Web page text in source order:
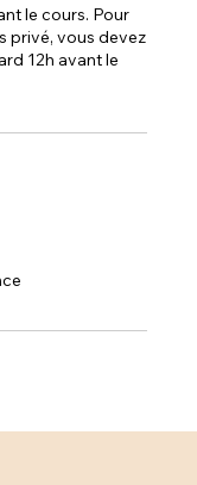
le cours. Pour
privé, vous devez
12h avant le